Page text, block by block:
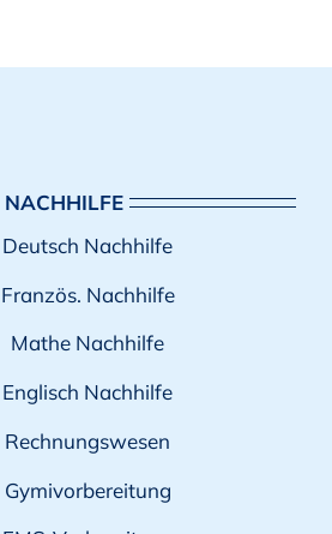
NACHHILFE
Deutsch Nachhilfe
Französ. Nachhilfe
Mathe Nachhilfe
Englisch Nachhilfe
Rechnungswesen
Gymivorbereitung